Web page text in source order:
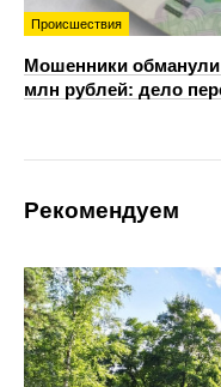
Происшествия
Мошенники обманули
млн рублей: дело
Рекомендуем